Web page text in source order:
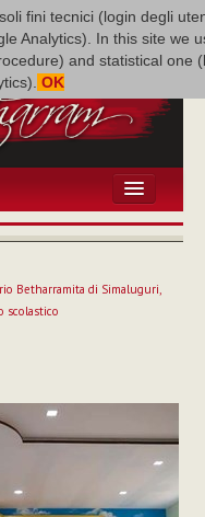
fini tecnici (login degli
Analytics). In this site we
and statistical one
OK
Betharramita di Simaluguri,
scolastico